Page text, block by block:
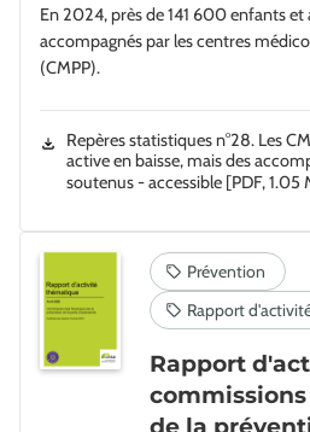
En 2024, près de 141 600 enfants
accompagnés par les centres
(CMPP).
Repères statistiques n°28. Les
active en baisse, mais des
soutenus - accessible [PDF, 1.05
Rapport